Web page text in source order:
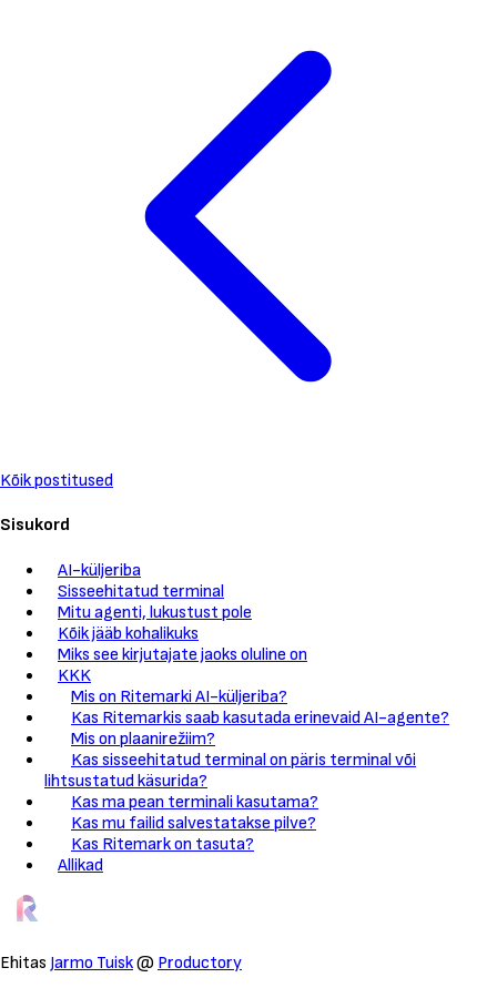
Kõik postitused
Sisukord
AI-küljeriba
Sisseehitatud terminal
Mitu agenti, lukustust pole
Kõik jääb kohalikuks
Miks see kirjutajate jaoks oluline on
KKK
Mis on Ritemarki AI-küljeriba?
Kas Ritemarkis saab kasutada erinevaid AI-agente?
Mis on plaanirežiim?
Kas sisseehitatud terminal on päris terminal või
lihtsustatud käsurida?
Kas ma pean terminali kasutama?
Kas mu failid salvestatakse pilve?
Kas Ritemark on tasuta?
Allikad
Ehitas Jarmo Tuisk@ Productory